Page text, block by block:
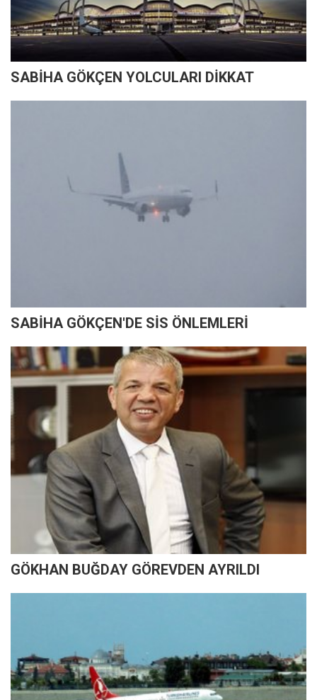
SABİHA GÖKÇEN YOLCULARI DİKKAT
SABİHA GÖKÇEN'DE SİS ÖNLEMLERİ
GÖKHAN BUĞDAY GÖREVDEN AYRILDI